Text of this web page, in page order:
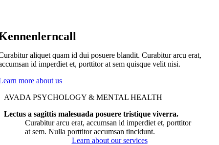
aliquet quam id dui posuere blandit. Curabitur arcu erat,
id imperdiet et, porttitor at sem quisque velit nisi.
more about us
AVADA PSYCHOLOGY & MENTAL HEALTH
Lectus a sagittis malesuada posuere tristique viverra.
Curabitur arcu erat, accumsan id imperdiet et, porttitor
at sem. Nulla porttitor accumsan tincidunt.
Learn about our services